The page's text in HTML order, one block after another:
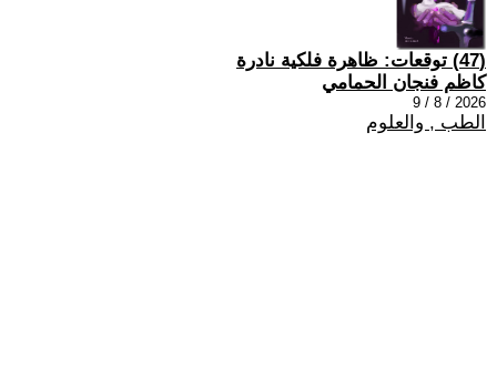
(47) توقعات: ظاهرة فلكية نادرة
كاظم فنجان الحمامي
2026 / 8 / 9
الطب , والعلوم